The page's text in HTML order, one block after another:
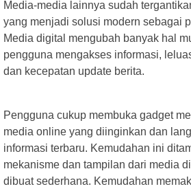
Media-media lainnya sudah
yang menjadi solusi modern sebagai
Media digital mengubah banyak hal
pengguna mengakses informasi,
dan kecepatan update berita.
Pengguna cukup membuka gadget
media online yang diinginkan dan
informasi terbaru. Kemudahan ini
mekanisme dan tampilan dari media
dibuat sederhana. Kemudahan